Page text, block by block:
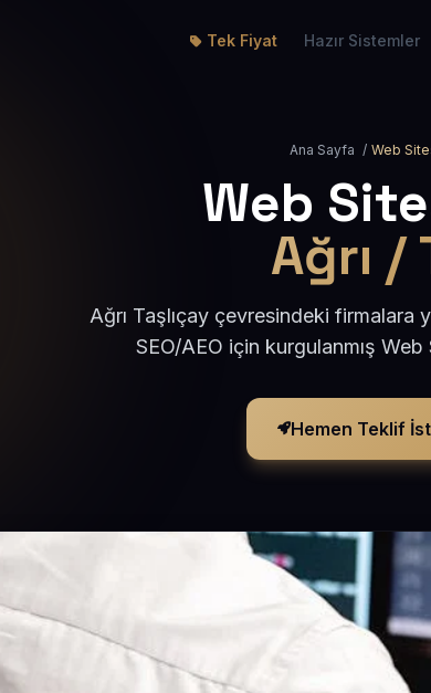
Tek Fiyat Hazır Sistemler
Ana Sayfa / Web
Web
Ağrı /
Ağrı Taşlıçay çevresindeki firmalara
SEO/AEO için kurgulanmış Web
Hemen Teklif